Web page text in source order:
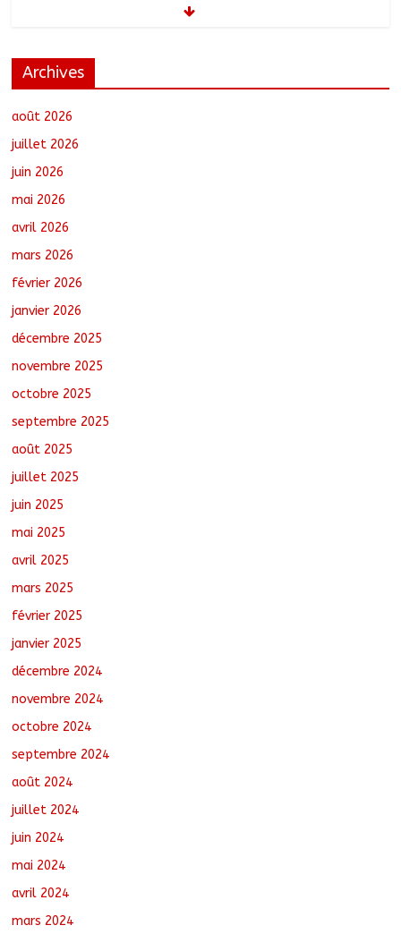
août 6, 2026
de Ferrick Kodjoguila se mobilisent pour
Archives
août 2026
juillet 2026
juin 2026
mai 2026
avril 2026
mars 2026
février 2026
janvier 2026
décembre 2025
novembre 2025
octobre 2025
septembre 2025
août 2025
juillet 2025
juin 2025
mai 2025
avril 2025
mars 2025
février 2025
janvier 2025
décembre 2024
novembre 2024
octobre 2024
septembre 2024
août 2024
juillet 2024
juin 2024
mai 2024
avril 2024
mars 2024